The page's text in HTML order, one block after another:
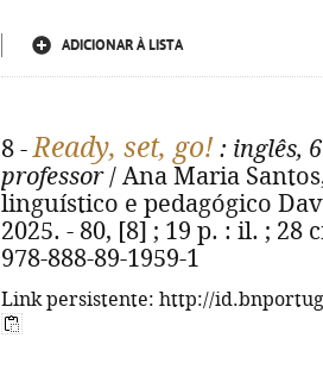
ADICIONAR À LISTA
8 -Ready, set, go! : inglês,
professor/ Ana Maria
linguístico e pedagógico
2025. - 80, [8] ; 19 p. : il. ; 28
978-888-89-1959-1
Link persistente: http://